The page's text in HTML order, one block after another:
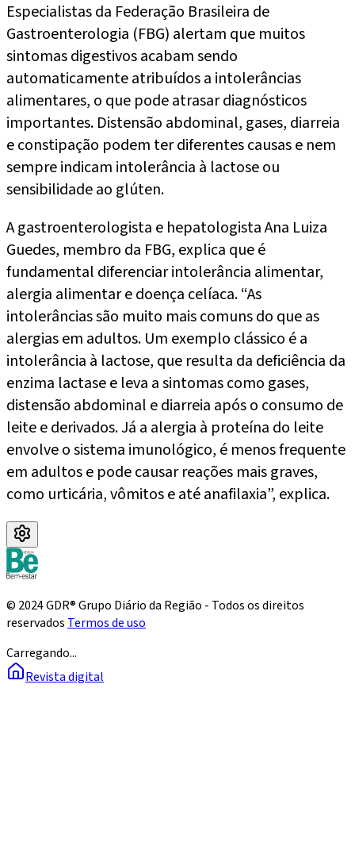
Especialistas da Federação Brasileira de
Gastroenterologia (FBG) alertam que muitos
sintomas digestivos acabam sendo
automaticamente atribuídos a intolerâncias
alimentares, o que pode atrasar diagnósticos
importantes. Distensão abdominal, gases, diarreia
e constipação podem ter diferentes causas e nem
sempre indicam intolerância à lactose ou
sensibilidade ao glúten.
A gastroenterologista e hepatologista Ana Luiza
Guedes, membro da FBG, explica que é
fundamental diferenciar intolerância alimentar,
alergia alimentar e doença celíaca. “As
intolerâncias são muito mais comuns do que as
alergias em adultos. Um exemplo clássico é a
intolerância à lactose, que resulta da deficiência da
enzima lactase e leva a sintomas como gases,
distensão abdominal e diarreia após o consumo de
leite e derivados. Já a alergia à proteína do leite
envolve o sistema imunológico, é menos frequente
em adultos e pode causar reações mais graves,
como urticária, vômitos e até anafilaxia”, explica.
© 2024 GDR® Grupo Diário da Região - Todos os direitos
reservados Termos de uso
Carregando...
Revista digital